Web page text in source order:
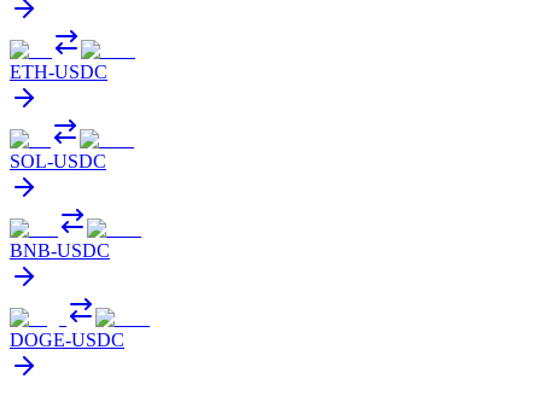
ETH-USDC
SOL-USDC
BNB-USDC
DOGE-USDC